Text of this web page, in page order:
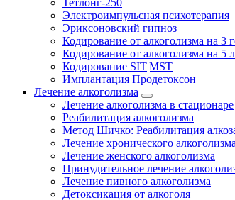
Тетлонг-250
Электроимпульсная психотерапия
Эриксоновский гипноз
Кодирование от алкоголизма на 3
Кодирование от алкоголизма на 5
Кодирование SIT|MST
Имплантация Продетоксон
Лечение алкоголизма
Лечение алкоголизма в стационаре
Реабилитация алкоголизма
Метод Шичко: Реабилитация
Лечение хронического алкоголизма
Лечение женского алкоголизма
Принудительное лечение
Лечение пивного алкоголизма
Детоксикация от алкоголя